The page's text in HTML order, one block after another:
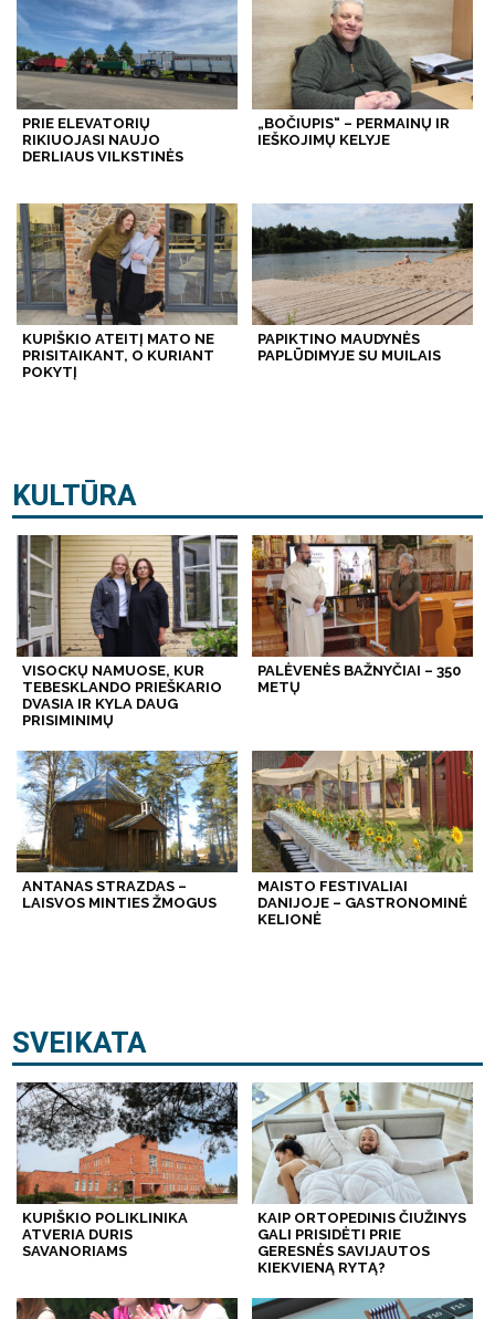
PRIE ELEVATORIŲ
RIKIUOJASI NAUJO
DERLIAUS VILKSTINĖS
„BOČIUPIS“ – PERMAINŲ IR
IEŠKOJIMŲ KELYJE
KUPIŠKIO ATEITĮ MATO NE
PRISITAIKANT, O KURIANT
POKYTĮ
PAPIKTINO MAUDYNĖS
PAPLŪDIMYJE SU MUILAIS
KULTŪRA
VISOCKŲ NAMUOSE, KUR
TEBESKLANDO PRIEŠKARIO
DVASIA IR KYLA DAUG
PRISIMINIMŲ
PALĖVENĖS BAŽNYČIAI – 350
METŲ
ANTANAS STRAZDAS –
LAISVOS MINTIES ŽMOGUS
MAISTO FESTIVALIAI
DANIJOJE – GASTRONOMINĖ
KELIONĖ
SVEIKATA
KUPIŠKIO POLIKLINIKA
ATVERIA DURIS
SAVANORIAMS
KAIP ORTOPEDINIS ČIUŽINYS
GALI PRISIDĖTI PRIE
GERESNĖS SAVIJAUTOS
KIEKVIENĄ RYTĄ?